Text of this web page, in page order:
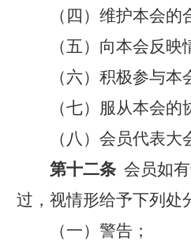
（四）维护本会
（五）向本会反
（六）积极参与
（七）服从本会
（八）会员代表
第十二条 会员如
过，视情形给予下列处
（一）警告；